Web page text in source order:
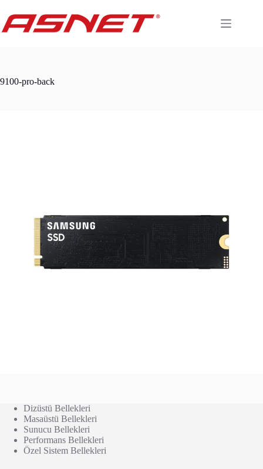
content
9100-pro-back
Dizüstü Bellekleri
Masaüstü Bellekleri
Sunucu Bellekleri
Performans Bellekleri
Özel Sistem Bellekleri